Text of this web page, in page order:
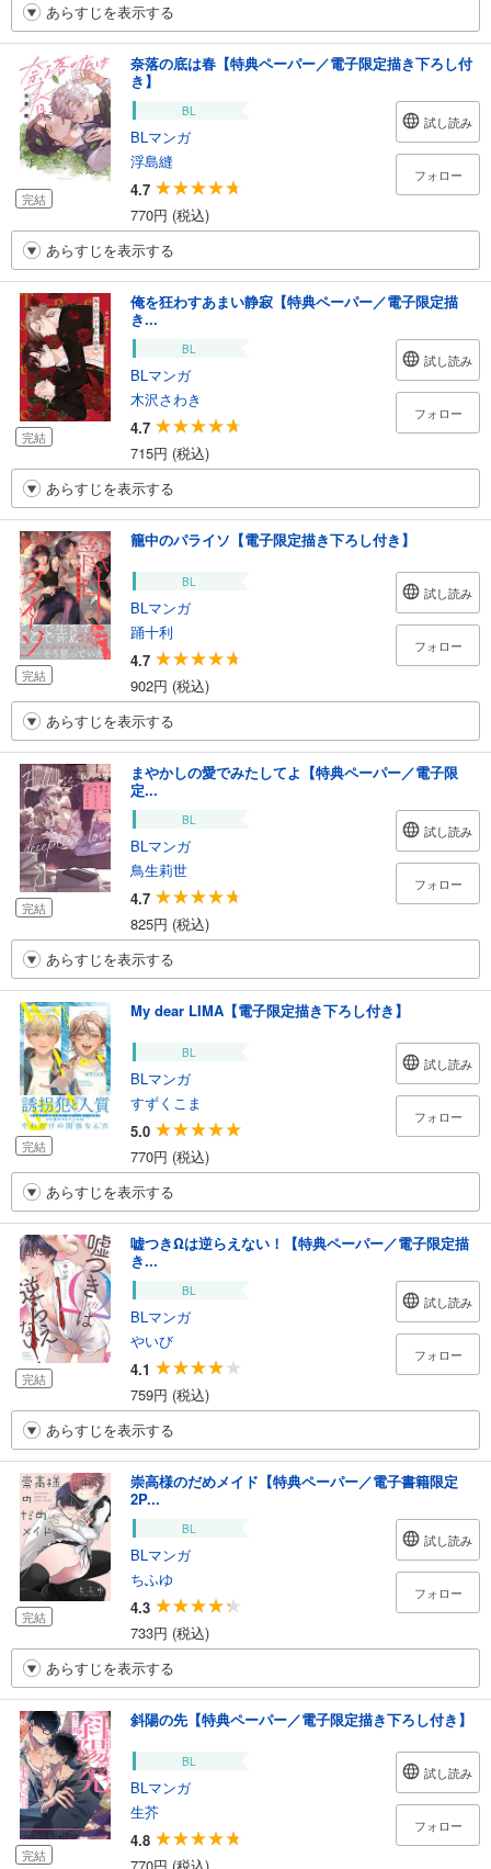
あらすじを表示する
完結
奈落の底は春【特典ペーパー／電子限定描き下ろし付
き】
BL
BLマンガ
浮島縫
4.7
770円 (税込)
試し読み
フォロー
あらすじを表示する
完結
俺を狂わすあまい静寂【特典ペーパー／電子限定描
き...
BL
BLマンガ
木沢さわき
4.7
715円 (税込)
試し読み
フォロー
あらすじを表示する
完結
籠中のパライソ【電子限定描き下ろし付き】
BL
BLマンガ
踊十利
4.7
902円 (税込)
試し読み
フォロー
あらすじを表示する
完結
まやかしの愛でみたしてよ【特典ペーパー／電子限
定...
BL
BLマンガ
鳥生莉世
4.7
825円 (税込)
試し読み
フォロー
あらすじを表示する
完結
My dear LIMA【電子限定描き下ろし付き】
BL
BLマンガ
すずくこま
5.0
770円 (税込)
試し読み
フォロー
あらすじを表示する
完結
嘘つきΩは逆らえない！【特典ペーパー／電子限定描
き...
BL
BLマンガ
やいび
4.1
759円 (税込)
試し読み
フォロー
あらすじを表示する
完結
崇高様のだめメイド【特典ペーパー／電子書籍限定
2P...
BL
BLマンガ
ちふゆ
4.3
733円 (税込)
試し読み
フォロー
あらすじを表示する
完結
斜陽の先【特典ペーパー／電子限定描き下ろし付き】
BL
BLマンガ
生芥
4.8
試し読み
フォロー